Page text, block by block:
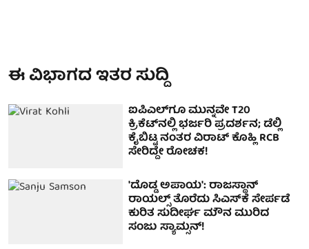
ಈ ವಿಭಾಗದ ಇತರ ಸುದ್ದಿ
ಐಪಿಎಲ್‌ಗೂ ಮುನ್ನವೇ T20
ಕ್ರಿಕೆಟ್‌ನಲ್ಲಿ ಭರ್ಜರಿ ಪ್ರದರ್ಶನ; ಡೆಲ್ಲಿ
ಕೈಬಿಟ್ಟ ನಂತರ ವಿರಾಟ್ ಕೊಹ್ಲಿ RCB
ಸೇರಿದ್ದೇ ರೋಚಕ!
'ದೊಡ್ಡ ಅಪಾಯ': ರಾಜಸ್ಥಾನ್
ರಾಯಲ್ಸ್ ತೊರೆದು ಸಿಎಸ್‌ಕೆ ಸೇರ್ಪಡೆ
ಕುರಿತ ಸುದೀರ್ಘ ಮೌನ ಮುರಿದ
ಸಂಜು ಸ್ಯಾಮ್ಸನ್!